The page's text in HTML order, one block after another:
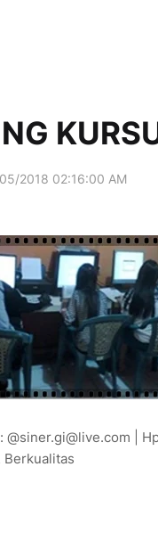
2018 02:16:00 AM
|
Berkualitas